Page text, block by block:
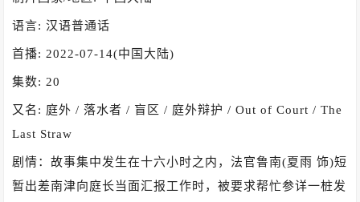
语言: 汉语普通话
首播: 2022-07-14(中国大陆)
集数: 20
又名: 庭外 / 落水者 / 盲区 / 庭外辩护 / Out of Court / The
Last Straw
剧情：故事集中发生在十六小时之内，法官鲁南(夏雨 饰)短
暂出差南津向庭长当面汇报工作时，被要求帮忙参详一桩发